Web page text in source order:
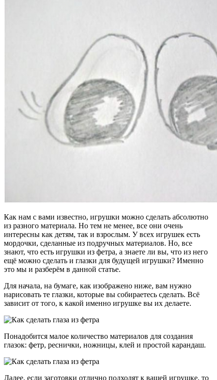
Как нам с вами известно, игрушки можно сделать абсолютно
из разного материала. Но тем не менее, все они очень
интересны как детям, так и взрослым. У всех игрушек есть
мордочки, сделанные из подручных материалов. Но, все
знают, что есть игрушки из фетра, а знаете ли вы, что из него
ещё можно сделать и глазки для будущей игрушки? Именно
это мы и разберём в данной статье.
Для начала, на бумаге, как изображено ниже, вам нужно
нарисовать те глазки, которые вы собираетесь сделать. Всё
зависит от того, к какой именно игрушке вы их делаете.
Понадобится малое количество материалов для создания
глазок: фетр, реснички, ножницы, клей и простой карандаш.
Далее, если заготовки отлично подходят к вашей игрушке, то